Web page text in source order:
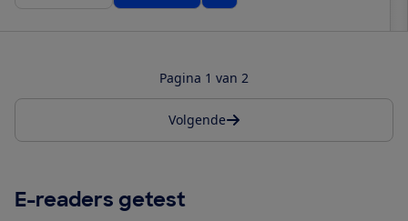
Pagina 1 van 2
Volgende
E-readers getest